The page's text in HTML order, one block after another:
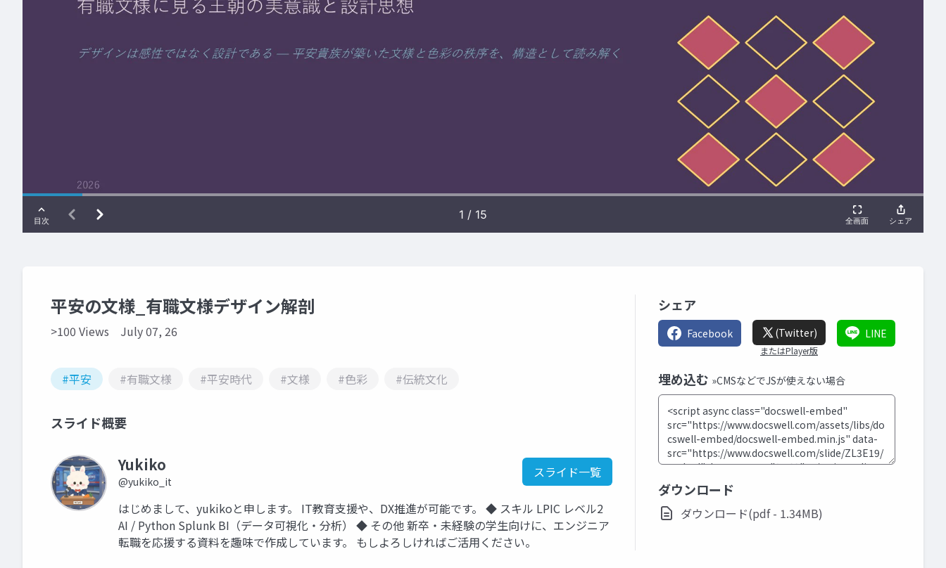
平安の文様_有職文様デザイン解剖
>100 Views July 07, 26
#平安 #有職文様 #平安時代 #文様 #色彩 #伝統文化
スライド概要
Yukiko
@yukiko_it
スライド一覧
はじめまして、yukikoと申します。 IT教育支援や、DX推進が可能です。 ◆ スキル LPIC レベル2
AI / Python Splunk BI（データ可視化・分析） ◆ その他 新卒・未経験の学生向けに、エンジニア
転職を応援する資料を趣味で作成しています。 もしよろしければご活用ください。
シェア
Facebook (Twitter)
またはPlayer版
LINE
埋め込む »CMSなどでJSが使えない場合
ダウンロード
ダウンロード(pdf - 1.34MB)